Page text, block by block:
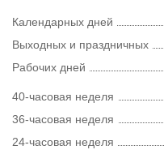
Календарных дней
Выходных и праздничных
Рабочих дней
40-часовая неделя
36-часовая неделя
24-часовая неделя